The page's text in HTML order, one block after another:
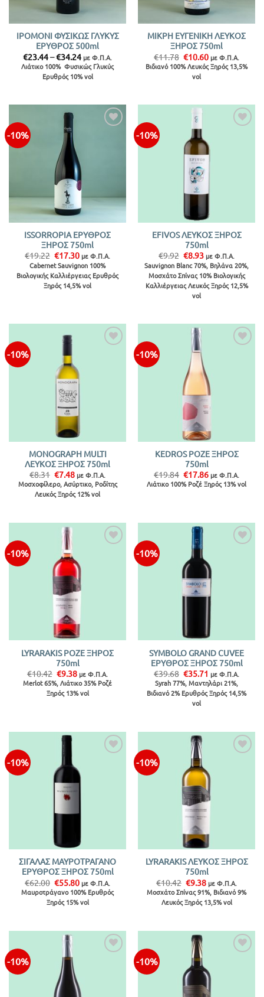
IPOMONI ΦΥΣΙΚΩΣ ΓΛΥΚΥΣ
ΕΡΥΘΡΟΣ 500ml
€23.44–€34.24Price
range:
€23.44
through
με Φ.Π.Α.
Λιάτικο 100% Φυσικώς Γλυκύς
Ερυθρός 10% vol
ΜΙΚΡΗ ΕΥΓΕΝΙΚΗ ΛΕΥΚΟΣ
ΞΗΡΟΣ 750ml
€11.78 Original
price
was:
€11.78.
€10.60Η
τρέχουσα
τιμή
με Φ.Π.Α.
Βιδιανό 100% Λευκός Ξηρός 13,5%
vol
-10%
ISSORROPIA ΕΡΥΘΡΟΣ
ΞΗΡΟΣ 750ml
€19.22 Original
price
was:
€19.22.
€17.30Η
τρέχουσα
τιμή
είναι:
€17.30.
με Φ.Π.Α.
Cabernet Sauvignon 100%
Βιολογικής Καλλιέργειας Ερυθρός
Ξηρός 14,5% vol
-10%
EFIVOS ΛΕΥΚΟΣ ΞΗΡΟΣ
750ml
€9.92 Original
price
was:
€9.92.
€8.93Η
τρέχουσα
τιμή
είναι:
€8.93.
με Φ.Π.Α.
Sauvignon Blanc 70%, Bηλάνα 20%,
Μοσχάτο Σπίνας 10% Βιολογικής
Καλλιέργειας Λευκός Ξηρός 12,5%
vol
-10%
MONOGRAPH MULTI
ΛΕΥΚΟΣ ΞΗΡΟΣ 750ml
€8.31 Original
price
was:
€8.31.
€7.48Η
τρέχουσα
τιμή
είναι:
με Φ.Π.Α.
Μοσχοφίλερο, Ασύρτικο, Ροδίτης
Λευκός Ξηρός 12% vol
-10%
KEDROS ΡΟΖΕ ΞΗΡΟΣ
750ml
€19.84 Original
price
was:
€17.86Η
τρέχουσα
τιμή
με Φ.Π.Α.
Λιάτικο 100% Ροζέ Ξηρός 13% vol
-10%
LYRARAKIS ΡΟΖΕ ΞΗΡΟΣ
750ml
€10.42 Original
price
was:
€10.42.
€9.38Η
τρέχουσα
τιμή
είναι:
με Φ.Π.Α.
Merlot 65%, Λιάτικο 35% Ροζέ
Ξηρός 13% vol
-10%
SYMBOLO GRAND CUVEE
ΕΡΥΘΡΟΣ ΞΗΡΟΣ 750ml
€39.68 Original
price
was:
€39.68.
€35.71 Η
τρέχουσα
τιμή
είναι:
με Φ.Π.Α.
Syrah 77%, Μαντηλάρι 21%,
Βιδιανό 2% Ερυθρός Ξηρός 14,5%
vol
-10%
ΣΙΓΑΛΑΣ ΜΑΥΡΟΤΡΑΓΑΝΟ
ΕΡΥΘΡΟΣ ΞΗΡΟΣ 750ml
€62.00 Original
price
was:
€62.00.
€55.80Η
τρέχουσα
τιμή
είναι:
με Φ.Π.Α.
Μαυροτράγανο 100% Ερυθρός
Ξηρός 15% vol
-10%
LYRARAKIS ΛΕΥΚΟΣ ΞΗΡΟΣ
750ml
€10.42 Original
price
was:
€10.42.
€9.38Η
τρέχουσα
τιμή
είναι:
με Φ.Π.Α.
Μοσχάτο Σπίνας 91%, Βιδιανό 9%
Λευκός Ξηρός 13,5% vol
-10% -10%